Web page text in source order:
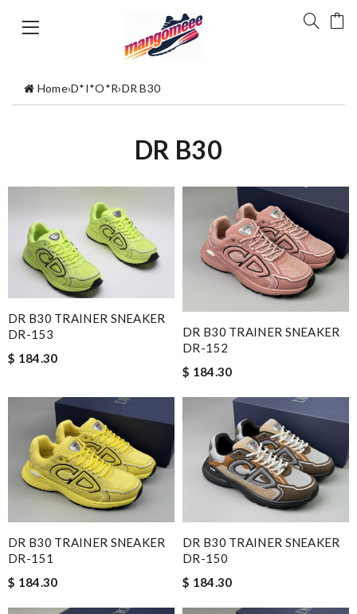
Home›D*I*O*R›DR B30
DR B30
DR B30 TRAINER SNEAKER
DR-153
$ 184.30
DR B30 TRAINER SNEAKER
DR-152
$ 184.30
DR B30 TRAINER SNEAKER
DR-151
$ 184.30
DR B30 TRAINER SNEAKER
DR-150
$ 184.30